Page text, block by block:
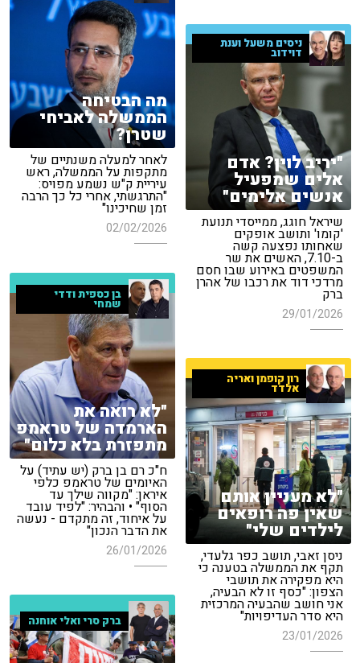
מה הבטיחה
הממשלה לאביחי
שטרן?
לאחר למעלה משנתיים של
מתקפות על הממשלה, ראש
עיריית ק"ש נשמע מפויס:
"התרגשתי, אחרי כל כך הרבה
זמן שחיכינו"
02/02/2026
ניסים משעל וענת
דוידוב
"יריב לוין? אדם
אלים שמפעיל
אנשים אלימים"
שיראל חוגג, ממייסדי תנועת
'קומו' ותושב אופקים
שאחותו נפצעה קשה
ב-7.10, האשים את שר
המשפטים באירוע שבו חסם
מרדכי דוד את רכבו של אהרן
ברק
29/01/2026
בן כספית ודדי
שמחי
"לא רואה את
הארמדה של טראמפ
מתפזרת בלא כלום"
ח"כ רם בן ברק (יש עתיד) על
האיומים של טראמפ כלפי
איראן: "מקווה שילך עד
הסוף" • והבהיר: "לפיד עובד
על איחוד, זה מתקדם - נעשה
את הדבר הנכון"
26/01/2026
רון קופמן ואריה
אלדד
"לא מעניין אותם
שאין פה רופאים
לילדים שלי"
ניסן זאבי, תושב כפר גלעדי,
תקף את הממשלה בטענה כי
היא מפקירה את תושבי
הצפון: "כסף זו לא הבעיה,
אני חושב שהבעיה המרכזית
היא סדר העדיפויות"
23/01/2026
ברק סרי ואלי אוחנה